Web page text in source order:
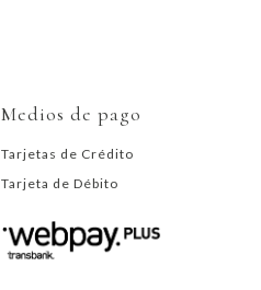
Medios de pago
Tarjetas de Crédito
Tarjeta de Débito